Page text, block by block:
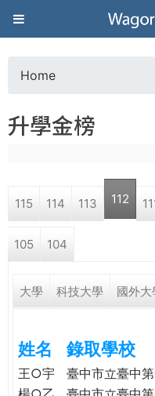
Jump
葳
格
高
學
o
a
r
e
e
Home
升學金榜
115 114 113 112
105 104
大學 科技大學 國外大
姓名 錄取學校
王○宇
臺中市立臺中